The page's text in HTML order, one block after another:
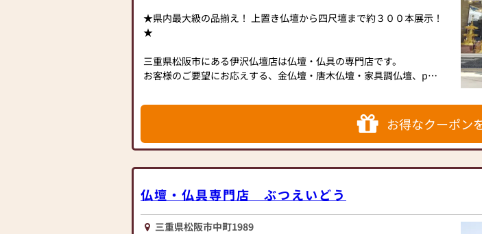
★県内最大級の品揃え！ 上置き仏壇から四尺壇まで約３００本展示！
★
三重県松阪市にある伊沢仏壇店は仏壇・仏具の専門店です。
お客様のご要望にお応えする、金仏壇・唐木仏壇・家具調仏壇、p
また、寺院用具,神具も取り扱いしております。
仏壇・仏具のことなら伊沢仏壇店にお任せください。
＊クーポンご利用は商品購入税込55000以上になります。
お得なクーポン
仏壇・仏具専門店 ぶつえいどう
三重県松阪市中町1989